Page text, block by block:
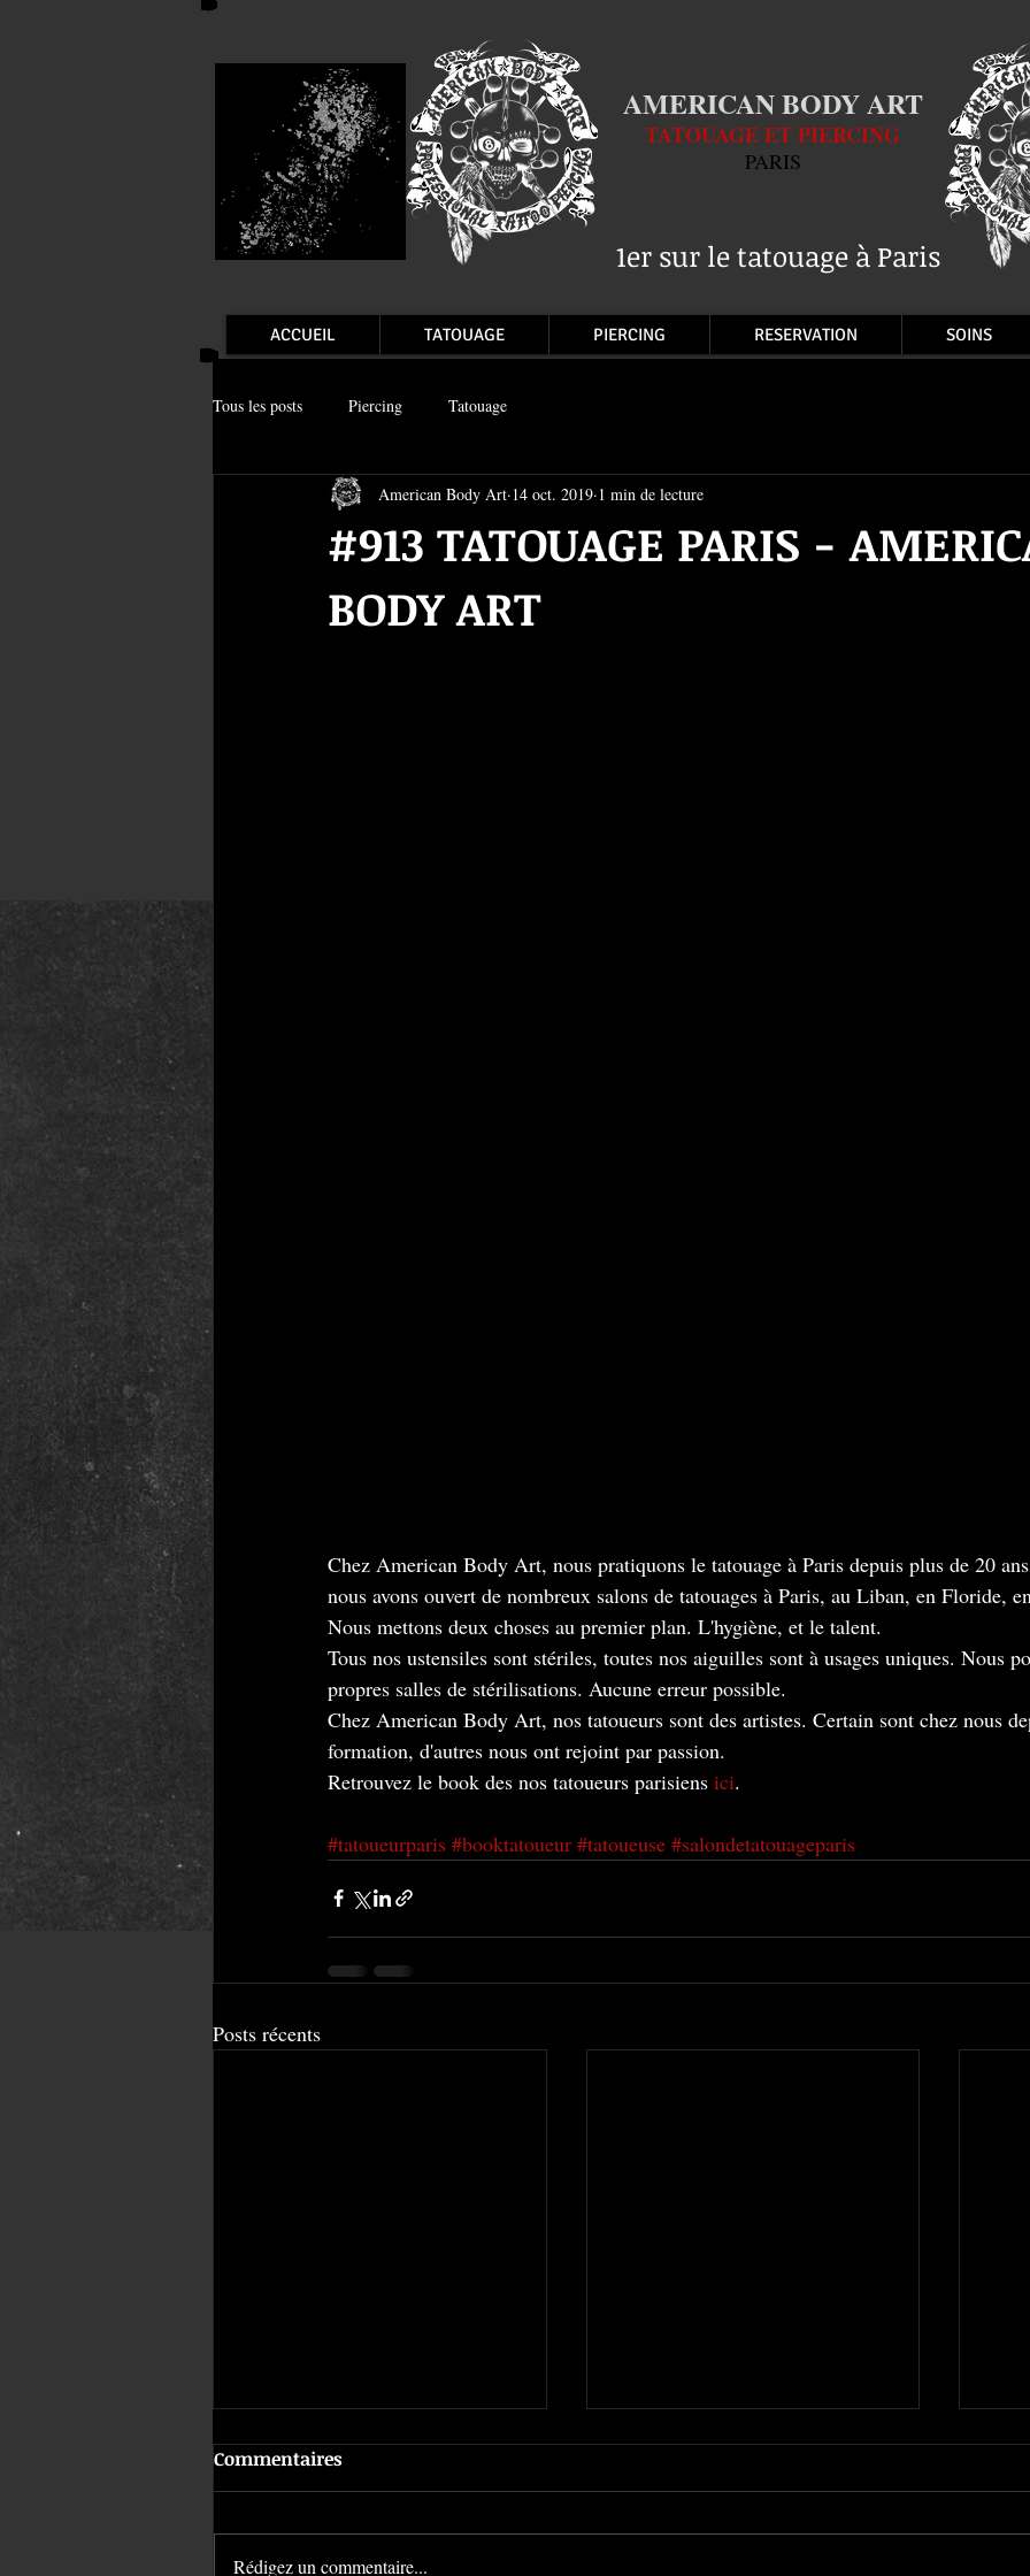
AMERICAN BODY ART
TATOUAGE ET PIERCING
PARIS
1er sur le tatouage à Paris
ACCUEIL TATOUAGE PIERCING RESERVATION SOINS
Tous les posts Piercing Tatouage
#913 TATOUAGE PARIS -
BODY ART
American Body Art 14 oct. 2019 1 min de lecture
Chez American Body Art, nous pratiquons le tatouage à Paris depuis plus de 20
nous avons ouvert de nombreux salons de tatouages à Paris, au Liban, en Floride,
Nous mettons deux choses au premier plan. L'hygiène, et le talent.
Tous nos ustensiles sont stériles, toutes nos aiguilles sont à usages uniques. Nous
propres salles de stérilisations. Aucune erreur possible.
Chez American Body Art, nos tatoueurs sont des artistes. Certain sont chez nous
formation, d'autres nous ont rejoint par passion.
Retrouvez le book des nos tatoueurs parisiens ici.
#tatoueurparis #booktatoueur #tatoueuse #salondetatouageparis
Posts récents
Commentaires
Rédigez un commentaire...